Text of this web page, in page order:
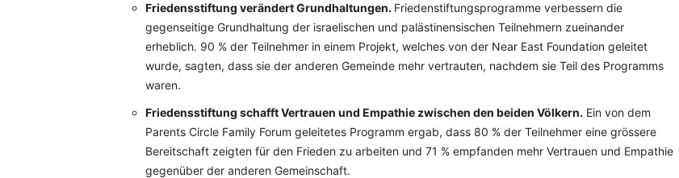
Friedensstiftung verändert Grundhaltungen. Friedenstiftungsprogramme verbessern die
gegenseitige Grundhaltung der israelischen und palästinensischen Teilnehmern zueinander
erheblich. 90 % der Teilnehmer in einem Projekt, welches von der Near East Foundation geleitet
wurde, sagten, dass sie der anderen Gemeinde mehr vertrauten, nachdem sie Teil des Programms
waren.
Friedensstiftung schafft Vertrauen und Empathie zwischen den beiden Völkern. Ein von dem
Parents Circle Family Forum geleitetes Programm ergab, dass 80 % der Teilnehmer eine grössere
Bereitschaft zeigten für den Frieden zu arbeiten und 71 % empfanden mehr Vertrauen und Empathie
gegenüber der anderen Gemeinschaft.